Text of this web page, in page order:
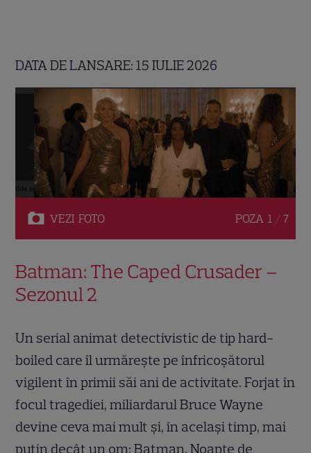
DATA DE LANSARE: 15 IULIE 2026
VEZI FOTO POZA 1 / 7
Batman: The Caped Crusader –
Sezonul 2
Un serial animat detectivistic de tip hard-
boiled care îl urmărește pe înfricoșătorul
vigilent în primii săi ani de activitate. Forjat în
focul tragediei, miliardarul Bruce Wayne
devine ceva mai mult și, în același timp, mai
puțin decât un om: Batman. Noapte de